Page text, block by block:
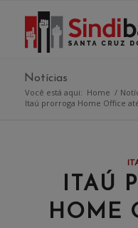
Notícias
Você está aqui: Home /
Itaú prorroga Home Office
ITAÚ
HOME